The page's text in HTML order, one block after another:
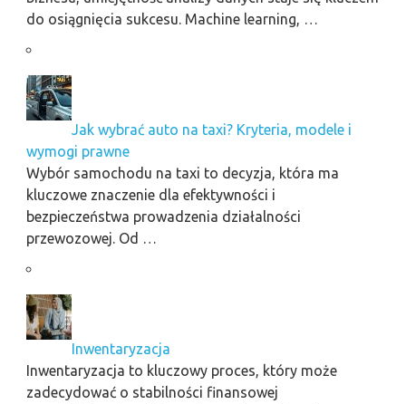
do osiągnięcia sukcesu. Machine learning, …
Jak wybrać auto na taxi? Kryteria, modele i
wymogi prawne
Wybór samochodu na taxi to decyzja, która ma
kluczowe znaczenie dla efektywności i
bezpieczeństwa prowadzenia działalności
przewozowej. Od …
Inwentaryzacja
Inwentaryzacja to kluczowy proces, który może
zadecydować o stabilności finansowej